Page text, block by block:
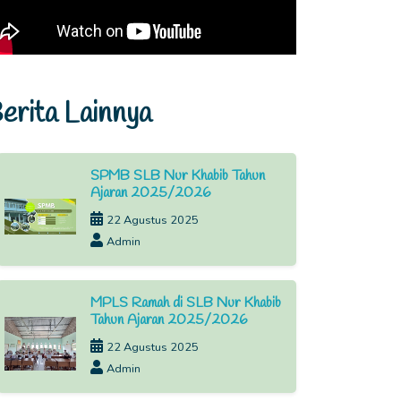
Lainnya
SPMB SLB Nur Khabib Tahun
Ajaran 2025/2026
22 Agustus 2025
Admin
MPLS Ramah di SLB Nur Khabib
Tahun Ajaran 2025/2026
22 Agustus 2025
Admin